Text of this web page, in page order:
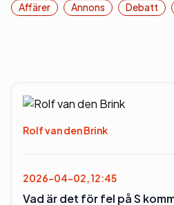
Affärer
Annons Debatt
Rolf van den Brink
2026-04-02, 12:45
Vad är det för fel på S